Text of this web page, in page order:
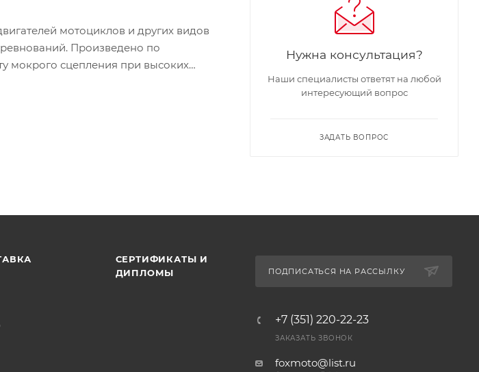
мотоциклов и других видов
Произведено по
мокрого сцепления при высоких
Нужна консультация?
Наши специалисты ответят на любой
интересующий вопрос
ЗАДАТЬ ВОПРОС
СЕРТИФИКАТЫ И
ДИПЛОМЫ
ПОДПИСАТЬСЯ НА РАССЫЛКУ
+7 (351) 220-22-23
ЗАКАЗАТЬ ЗВОНОК
foxmoto@list.ru